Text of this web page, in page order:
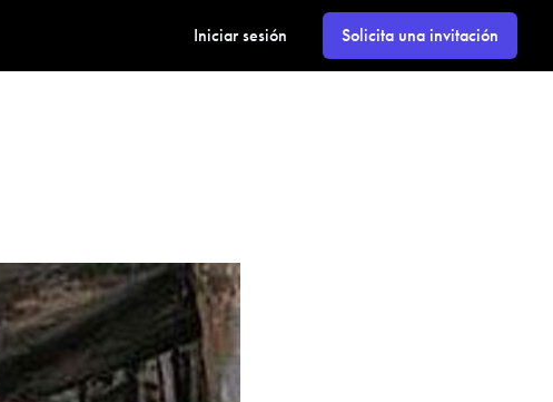
Iniciar sesión Solicita una invitación